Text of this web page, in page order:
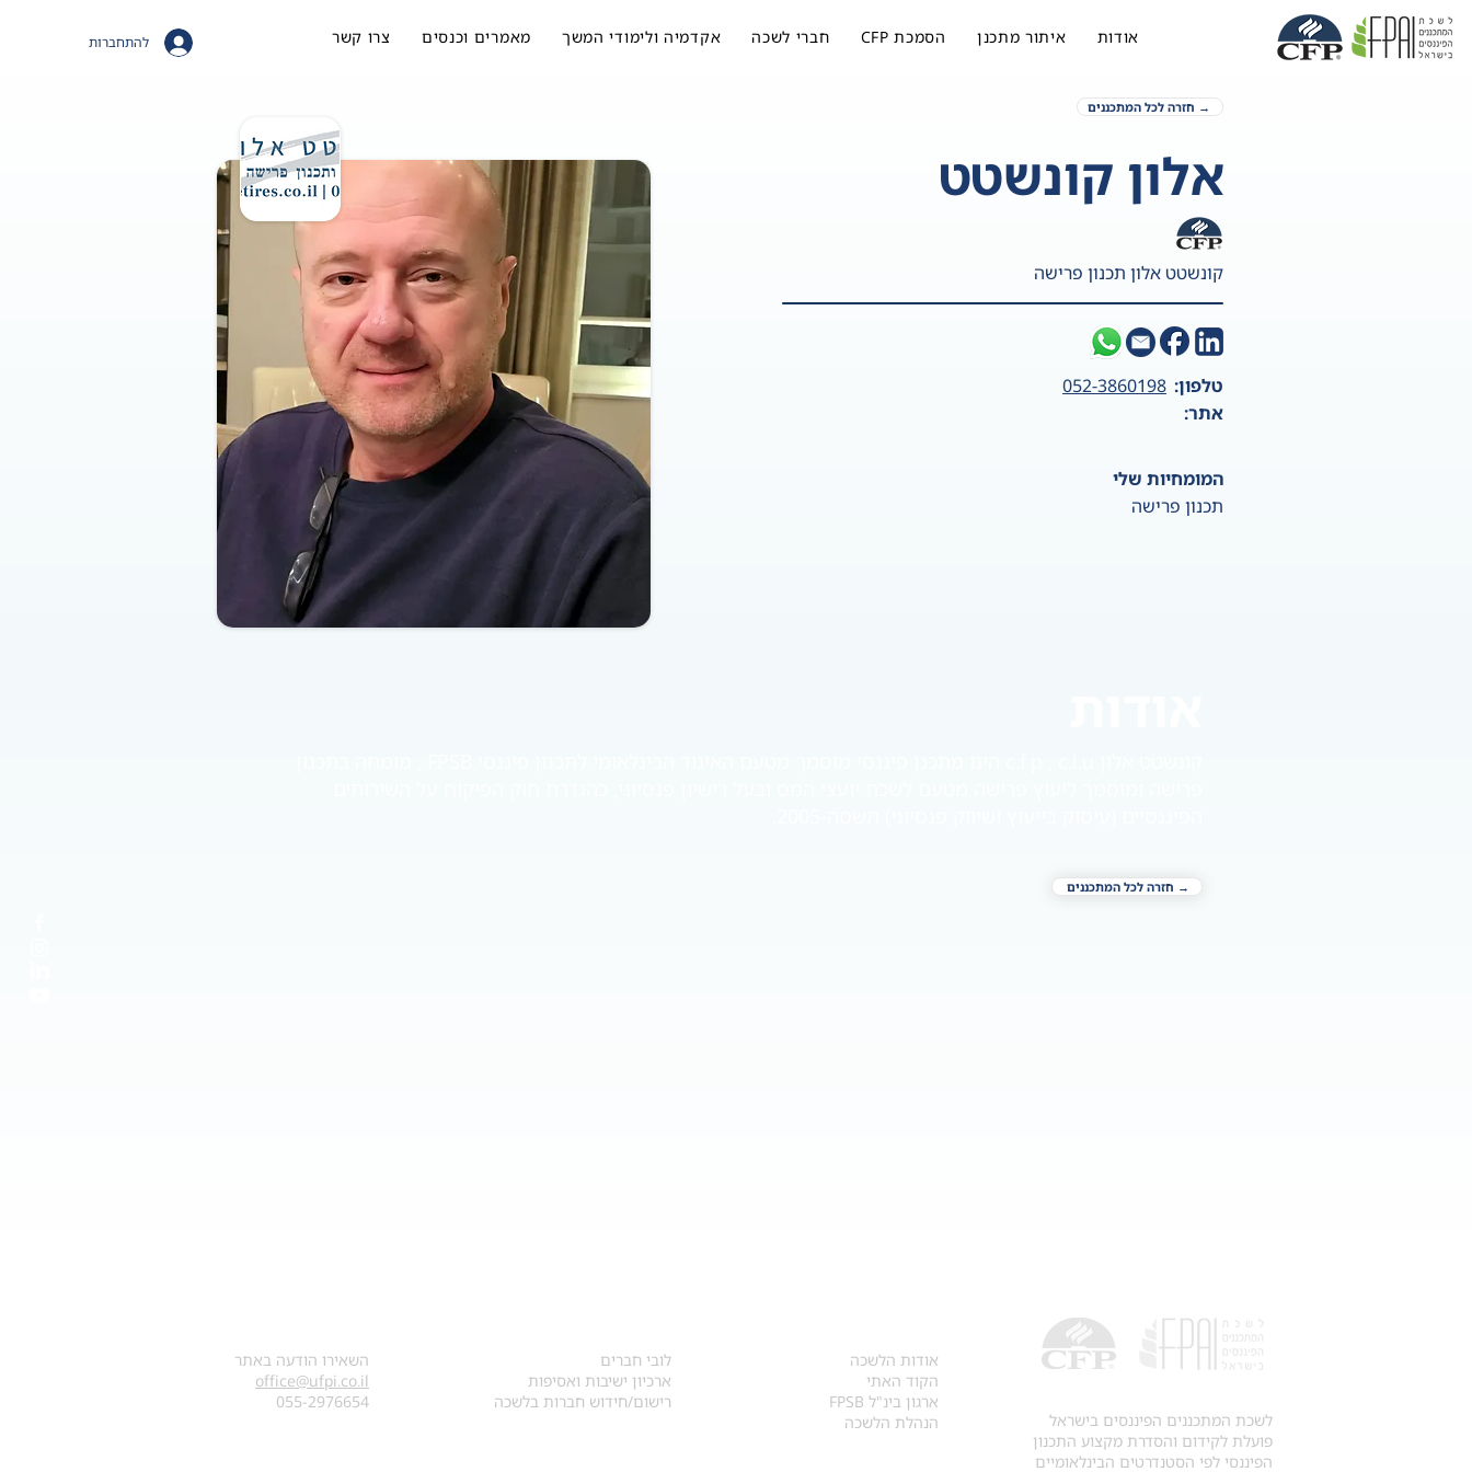
להתחברות אודות איתור מתכנן הסמכת CFP חברי לשכה אקדמיה ולימודי המשך מאמרים וכנסים צרו קשר
→ חזרה לכל המתכננים
אלון קונשטט
קונשטט אלון תכנון פרישה
טלפון: 052-3860198
אתר:
המומחיות שלי
תכנון פרישה
→ חזרה לכל המתכננים
לשכת המתכננים הפיננסים בישראל
פועלת לקידום והסדרת מקצוע התכנון
הפיננסי לפי הסטנדרטים הבינלאומיים
​אודות הלשכה
הקוד האתי
ארגון בינ"ל FPSB
הנהלת הלשכה
לובי חברים
ארכיון ישיבות ואסיפות
רישום/חידוש חברות בלשכה
השאירו הודעה באתר
office@ufpi.co.il
​055-2976654